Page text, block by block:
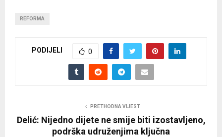
REFORMA
PODIJELI 0
PRETHODNA VIJEST
Delić: Nijedno dijete ne smije biti izostavljeno,
podrška udruženjima ključna